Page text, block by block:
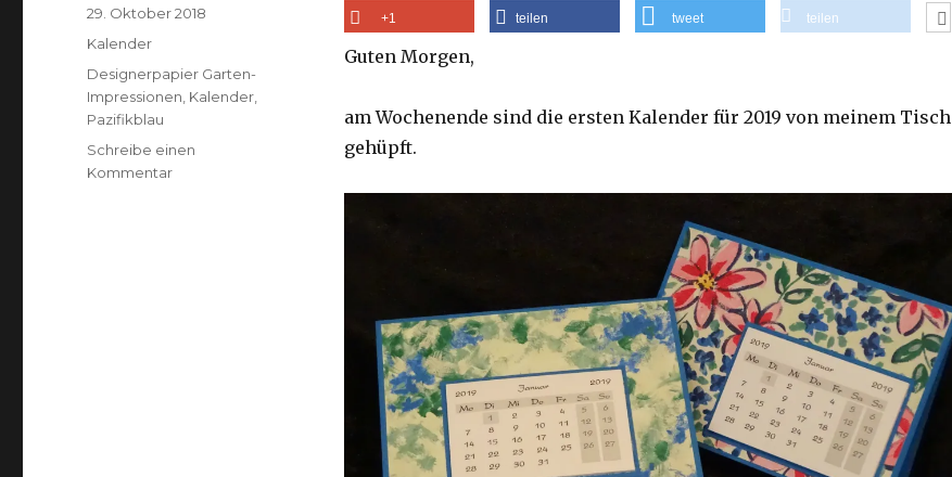
+1 teilen tweet teilen
Guten Morgen,
am Wochenende sind die ersten Kalender für 2019 von meinem Tisch
gehüpft.
Veröffentlicht
am
29. Oktober 2018
Kategorien
Kalender
Schlagwörter
Designerpapier Garten-
Impressionen, Kalender,
Pazifikblau
Schreibe einen
Kommentarzu